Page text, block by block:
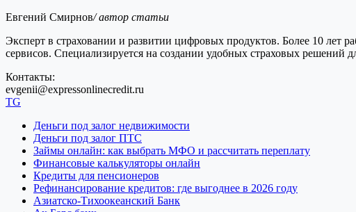
Евгений Смирнов/ автор статьи
Эксперт в страховании и развитии цифровых продуктов. Более 10 лет
сервисов. Специализируется на создании удобных страховых
Контакты:
evgenii@expressonlinecredit.ru
TG
Деньги под залог недвижимости
Деньги под залог ПТС
Займы онлайн: как выбрать МФО и рассчитать переплату
Финансовые калькуляторы онлайн
Кредиты для пенсионеров
Рефинансирование кредитов: где выгоднее в 2026 году
Азиатско-Тихоокеанский Банк